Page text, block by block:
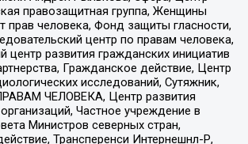
правозащитная группа, Женщины
прав человека, Фонд защиты гласности,
центр по правам человека,
центр развития гражданских инициатив
Гражданское действие, Центр
исследований, Сутяжник,
ЧЕЛОВЕКА, Центр развития
Частное учреждение в
Министров северных стран,
Трансперенси Интернешнл-Р,